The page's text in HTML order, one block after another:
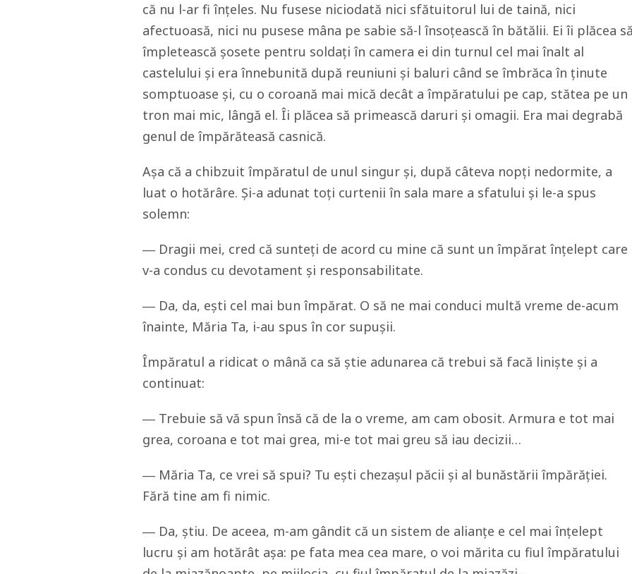
că nu l-ar fi înțeles. Nu fusese niciodată nici sfătuitorul lui de taină, nici
afectuoasă, nici nu pusese mâna pe sabie să-l însoțească în bătălii. Ei îi plăcea
împletească șosete pentru soldați în camera ei din turnul cel mai înalt al
castelului și era înnebunită după reuniuni și baluri când se îmbrăca în ținute
somptuoase și, cu o coroană mai mică decât a împăratului pe cap, stătea pe un
tron mai mic, lângă el. Îi plăcea să primească daruri și omagii. Era mai degrabă
genul de împărăteasă casnică.
Așa că a chibzuit împăratul de unul singur și, după câteva nopți nedormite, a
luat o hotărâre. Și-a adunat toți curtenii în sala mare a sfatului și le-a spus
solemn:
― Dragii mei, cred că sunteți de acord cu mine că sunt un împărat înțelept care
v-a condus cu devotament și responsabilitate.
― Da, da, ești cel mai bun împărat. O să ne mai conduci multă vreme de-acum
înainte, Măria Ta, i-au spus în cor supușii.
Împăratul a ridicat o mână ca să știe adunarea că trebui să facă liniște și a
continuat:
― Trebuie să vă spun însă că de la o vreme, am cam obosit. Armura e tot mai
grea, coroana e tot mai grea, mi-e tot mai greu să iau decizii…
― Măria Ta, ce vrei să spui? Tu ești chezașul păcii și al bunăstării împărăției.
Fără tine am fi nimic.
― Da, știu. De aceea, m-am gândit că un sistem de alianțe e cel mai înțelept
lucru și am hotărât așa: pe fata mea cea mare, o voi mărita cu fiul împăratului